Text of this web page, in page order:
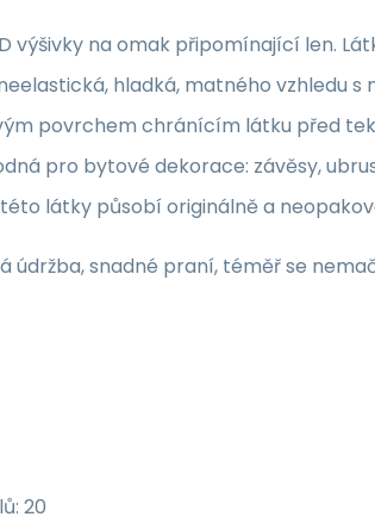
výšivky na omak připomínající len.
hladká, matného vzhledu
povrchem chránícím látku před
pro bytové dekorace: závěsy,
látky působí originálně a
údržba, snadné praní, téměř se
20